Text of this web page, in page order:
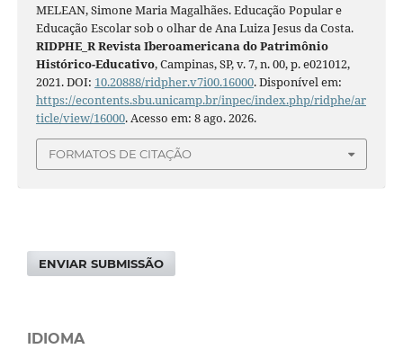
MELEAN, Simone Maria Magalhães. Educação Popular e
Educação Escolar sob o olhar de Ana Luiza Jesus da Costa.
RIDPHE_R Revista Iberoamericana do Patrimônio
Histórico-Educativo, Campinas, SP, v. 7, n. 00, p. e021012,
2021. DOI: 10.20888/ridpher.v7i00.16000. Disponível em:
https://econtents.sbu.unicamp.br/inpec/index.php/ridphe/ar
ticle/view/16000. Acesso em: 8 ago. 2026.
FORMATOS DE CITAÇÃO
ENVIAR SUBMISSÃO
IDIOMA